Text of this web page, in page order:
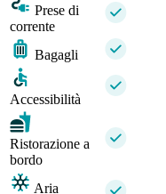
Prese di
corrente
Bagagli
Accessibilità
Ristorazione a
bordo
Aria